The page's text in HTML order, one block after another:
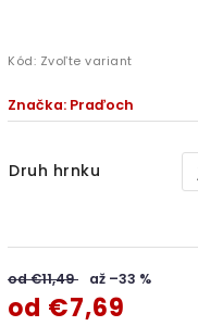
Kód: Zvoľte variant
Značka: Praďoch
Druh hrnku
od €11,49 až –33 %
od €7,69